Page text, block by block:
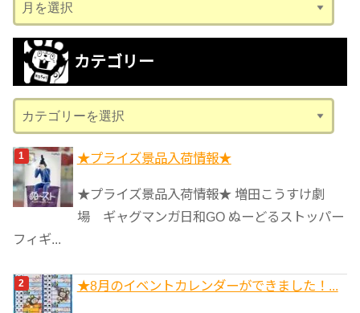
ー
カ
ブ
カテゴリー
テ
ゴ
リ
ー
★プライズ景品入荷情報★
★プライズ景品入荷情報★ 増田こうすけ劇
場 ギャグマンガ日和GO ぬーどるストッパー
フィギ...
★8月のイベントカレンダーができました！...